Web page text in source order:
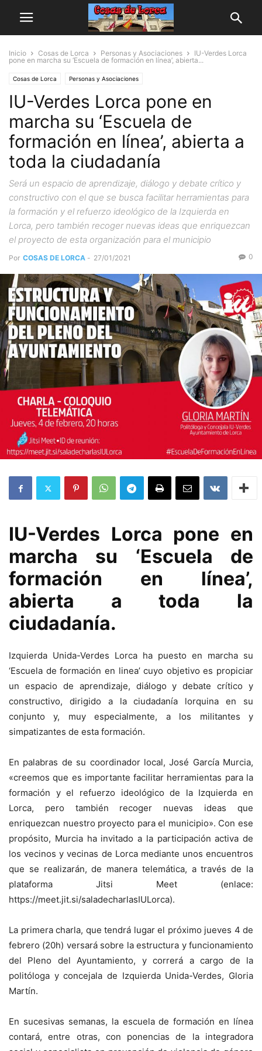
Inicio Cosas de Lorca Personas y Asociaciones
IU-Verdes Lorca
pone en marcha su ‘Escuela de formación en línea’, abierta...
Cosas de Lorca Personas y Asociaciones
IU-Verdes Lorca pone en
marcha su ‘Escuela de
formación en línea’, abierta a
toda la ciudadanía
Será un espacio de aprendizaje, diálogo y debate crítico y
constructivo con el que se busca facilitar herramientas para
la formación y el refuerzo ideológico de la Izquierda en
Lorca, pero también recoger nuevas ideas que enriquezcan
el proyecto de esta organización para el municipio
Por COSAS DE LORCA - 27/01/2021 0
IU-Verdes Lorca pone en
marcha su ‘Escuela de
formación en línea’,
abierta a toda la
ciudadanía.
Izquierda Unida-Verdes Lorca ha puesto en marcha su
‘Escuela de formación en linea’ cuyo objetivo es propiciar
un espacio de aprendizaje, diálogo y debate crítico y
constructivo, dirigido a la ciudadanía lorquina en su
conjunto y, muy especialmente, a los militantes y
simpatizantes de esta formación.
En palabras de su coordinador local, José García Murcia,
«creemos que es importante facilitar herramientas para la
formación y el refuerzo ideológico de la Izquierda en
Lorca, pero también recoger nuevas ideas que
enriquezcan nuestro proyecto para el municipio». Con ese
propósito, Murcia ha invitado a la participación activa de
los vecinos y vecinas de Lorca mediante unos encuentros
que se realizarán, de manera telemática, a través de la
plataforma Jitsi Meet (enlace:
https://meet.jit.si/saladecharlasIULorca).
La primera charla, que tendrá lugar el próximo jueves 4 de
febrero (20h) versará sobre la estructura y funcionamiento
del Pleno del Ayuntamiento, y correrá a cargo de la
politóloga y concejala de Izquierda Unida-Verdes, Gloria
Martín.
En sucesivas semanas, la escuela de formación en línea
contará, entre otras, con ponencias de la integradora